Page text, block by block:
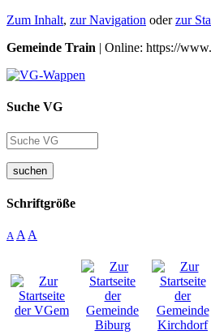
Zum Inhalt, zur Navigation oderzur
Gemeinde Train | Online: https://
Suche VG
suchen
Schriftgröße
A A A